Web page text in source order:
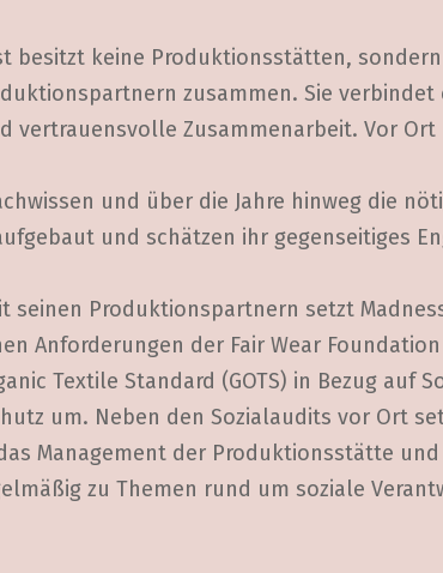
besitzt keine Produktionsstätten,
zusammen. Sie verbindet
vertrauensvolle Zusammenarbeit. Vor Ort
und über die Jahre hinweg die
und schätzen ihr gegenseitiges
seinen Produktionspartnern setzt
Anforderungen der Fair Wear Foundation
Textile Standard (GOTS) in Bezug auf
um. Neben den Sozialaudits vor Ort
Management der Produktionsstätte
zu Themen rund um soziale